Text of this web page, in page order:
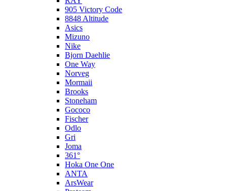
905 Victory Code
8848 Altitude
Asics
Mizuno
Nike
Bjorn Daehlie
One Way
Norveg
Mormaii
Brooks
Stoneham
Gococo
Fischer
Odlo
Gri
Joma
361°
Hoka One One
ANTA
ArsWear